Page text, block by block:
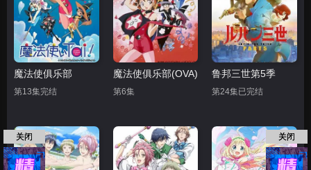
魔法使俱乐部
第13集完结
魔法使俱乐部(OVA)
第6集
鲁邦三世第5季
第24集已完结
关闭 关闭